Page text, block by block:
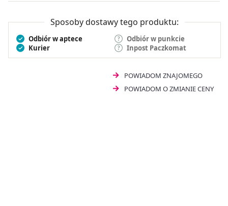
Sposoby dostawy tego produktu:
Odbiór w aptece
Odbiór w punkcie
Kurier
Inpost Paczkomat
POWIADOM ZNAJOMEGO
POWIADOM O ZMIANIE CENY